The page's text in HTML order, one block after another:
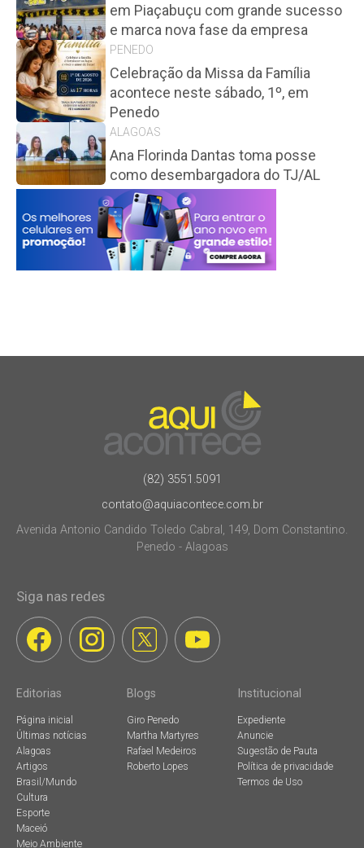
em Piaçabuçu com grande sucesso
e marca nova fase da empresa
PENEDO
Celebração da Missa da Família
acontece neste sábado, 1º, em
Penedo
ALAGOAS
Ana Florinda Dantas toma posse
como desembargadora do TJ/AL
(82) 3551.5091
contato@aquiacontece.com.br
Avenida Antonio Candido Toledo Cabral, 149, Dom Constantino.
Penedo - Alagoas
Siga nas redes
Editorias
Página inicial
Últimas notícias
Alagoas
Artigos
Brasil/Mundo
Cultura
Esporte
Maceió
Meio Ambiente
Blogs
Giro Penedo
Martha Martyres
Rafael Medeiros
Roberto Lopes
Institucional
Expediente
Anuncie
Sugestão de Pauta
Política de privacidade
Termos de Uso